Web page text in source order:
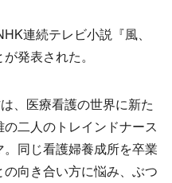
連続テレビ小説『風、
発表された。
、医療看護の世界に新た
二人のトレインドナース
同じ看護婦養成所を卒業
向き合い方に悩み、ぶつ